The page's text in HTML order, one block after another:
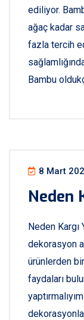
ediliyor.
ağaç kadar
fazla tercih
Bambu
8 Mart
Neden
Neden Kargı
dekorasyon
ürünlerden
faydaları